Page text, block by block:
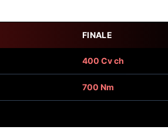
FINALE
400 Cv ch
700 Nm